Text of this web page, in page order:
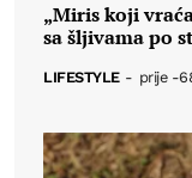
„Miris koji
sa šljivama po
LIFESTYLE - prije -